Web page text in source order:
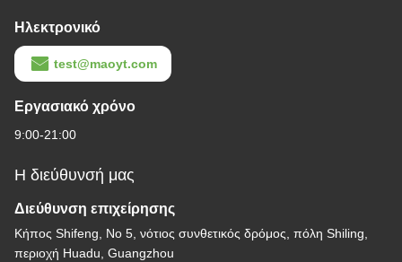
Ηλεκτρονικό
test@maoyt.com
Εργασιακό χρόνο
9:00-21:00
Η διεύθυνσή μας
Διεύθυνση επιχείρησης
Κήπος Shifeng, Νο 5, νότιος συνθετικός δρόμος, πόλη Shiling,
περιοχή Huadu, Guangzhou